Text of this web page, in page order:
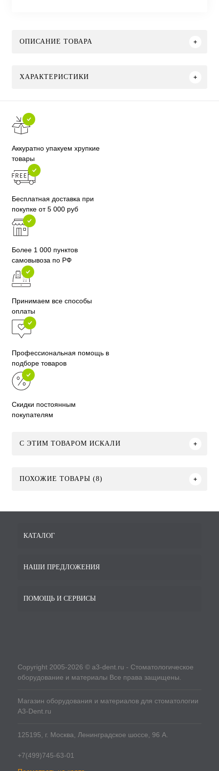
ОПИСАНИЕ ТОВАРА
ХАРАКТЕРИСТИКИ
Аккуратно упакуем хрупкие
товары
Бесплатная доставка при
покупке от 5 000 руб
Более 1 000 пунктов
самовывоза по РФ
Принимаем все способы
оплаты
Профессиональная помощь в
подборе товаров
Скидки постоянным
покупателям
C ЭТИМ ТОВАРОМ ИСКАЛИ
ПОХОЖИЕ ТОВАРЫ (8)
КАТАЛОГ
НАШИ ПРЕДЛОЖЕНИЯ
ПОМОЩЬ И СЕРВИСЫ
Copyright 2005-2026 © a3-dent.ru - Стоматологическое
оборудование и материалы Все права защищены.
Магазин оборудования и материалов для стоматологии
A3-Dent.ru
125195, г. Москва, Ленинградское шоссе, 96 А.
+7(499)745-63-01